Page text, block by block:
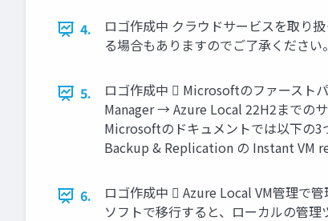
4.
ロゴ作成中 クラウドサービスを取り
る場合もありますのでご了承ください
5.
ロゴ作成中  Microsoftのファース
Manager → Azure Local 22H2までの
Microsoftのドキュメントでは以下
Backup & Replication の Instant VM
6.
ロゴ作成中  Azure Local VM管理で
ソフトで移行すると、ローカルの管